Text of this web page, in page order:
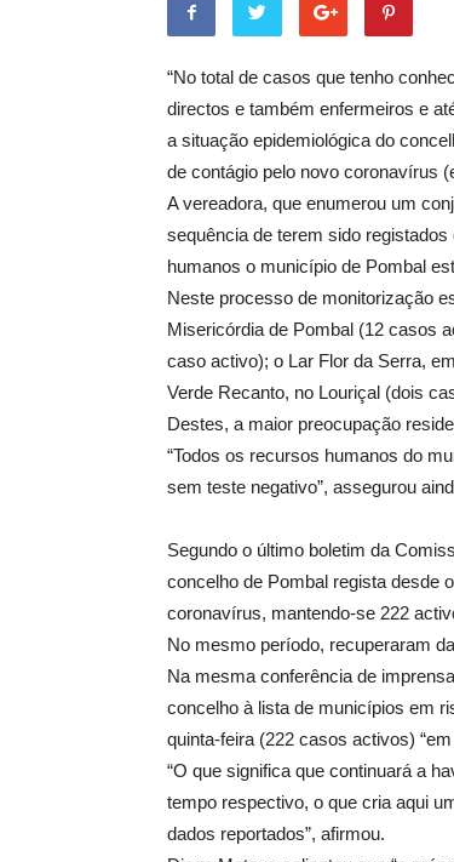
“No total de casos que tenho
directos e também enfermeiros e
a situação epidemiológica do
de contágio pelo novo coronavírus
A vereadora, que enumerou um
sequência de terem sido
humanos o município de Pombal
Neste processo de monitorização
Misericórdia de Pombal (12 casos
caso activo); o Lar Flor da Serra,
Verde Recanto, no Louriçal (dois
Destes, a maior preocupação
“Todos os recursos humanos do
sem teste negativo”, assegurou
Segundo o último boletim da
concelho de Pombal regista desde
coronavírus, mantendo-se 222
No mesmo período, recuperaram
Na mesma conferência de
concelho à lista de municípios em
quinta-feira (222 casos activos)
“O que significa que continuará a
tempo respectivo, o que cria aqui
dados reportados”, afirmou.